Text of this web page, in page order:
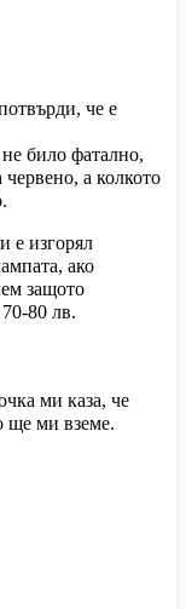
че е
било фатално,
а колкото
е изгорял
ако
защото
80 лв.
ми каза, че
ще ми вземе.